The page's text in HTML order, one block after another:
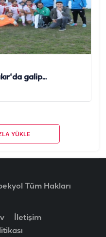
galip...
YÜKLE
Tüm Hakları
İletişim